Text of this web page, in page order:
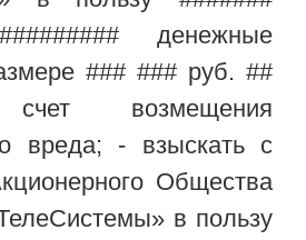
денежные
### ### руб. ##
возмещения
вреда; - взыскать с
Общества
в пользу